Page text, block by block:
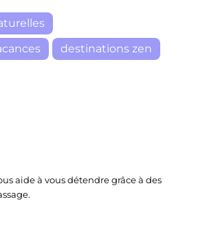
destinations zen
aide à vous détendre grâce à des